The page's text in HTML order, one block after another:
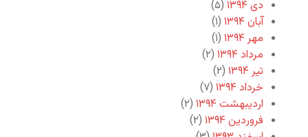
دی ۱۳۹۴
(۵)
آبان ۱۳۹۴
(۱)
مهر ۱۳۹۴
(۱)
مرداد ۱۳۹۴
(۲)
تیر ۱۳۹۴
(۲)
خرداد ۱۳۹۴
(۷)
اردیبهشت ۱۳۹۴
(۲)
فروردین ۱۳۹۴
(۲)